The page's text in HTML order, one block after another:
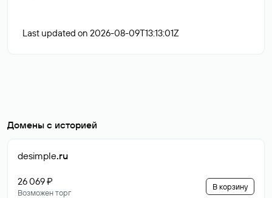
Last updated on 2026-08-09T13:13:01Z
Домены с историей
desimple.ru
26 069 ₽
Возможен торг
В корзину